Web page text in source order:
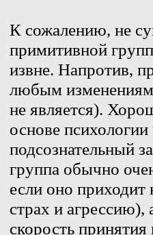
К сожалению, не
примитивной
извне. Напротив,
любым изменениям
не является).
основе
подсознательный
группа обычно
если оно
страх и
скорость